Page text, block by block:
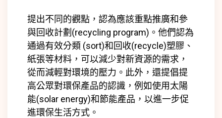
提出不同的觀點，認為應該重點推廣和參
與回收計劃(recycling program) 。他們認為
通過有效分類 (sort)和回收(recycle)塑膠、
紙張等材料，可以減少對新資源的需求，
從而減輕對環境的壓力。此外，還提倡提
高公眾對環保產品的認識，例如使用太陽
能(solar energy)和節能產品，以進一步促
進環保生活方式。